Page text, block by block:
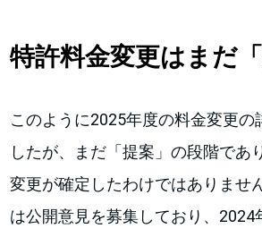
特許料金変更はまだ
このように2025年度の料金変更の
したが、まだ「提案」の段階であ
変更が確定したわけではありませ
は公開意見を募集しており、2024